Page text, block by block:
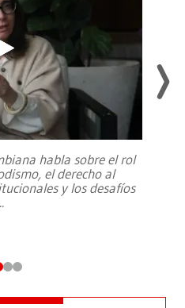
habla sobre el rol
el derecho al
y los desafíos